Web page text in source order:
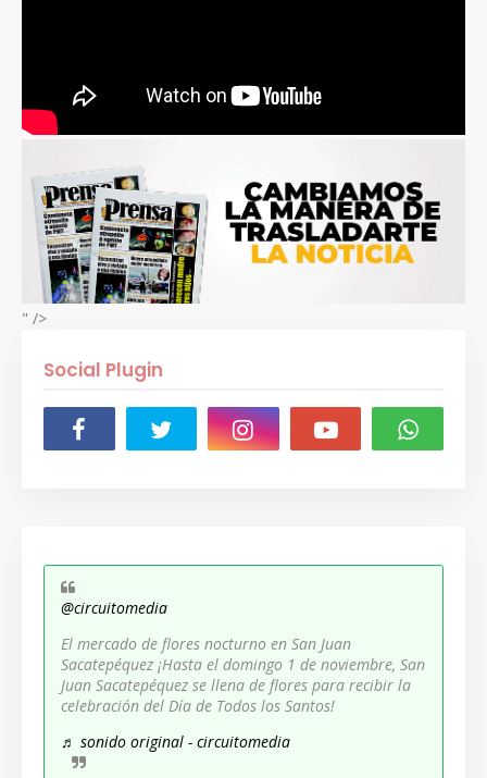
" />
Social Plugin
@circuitomedia
El mercado de flores nocturno en San Juan
Sacatepéquez ¡Hasta el domingo 1 de noviembre, San
Juan Sacatepéquez se llena de flores para recibir la
celebración del Día de Todos los Santos!
♬ sonido original - circuitomedia